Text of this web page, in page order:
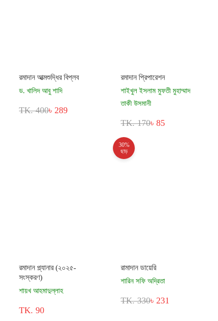
রমাদান আত্মশুদ্ধির বিপ্লব
ড. খালিদ আবু শাদি
TK. 400৳ 289
রমাদান প্রিপারেশন
শাইখুল ইসলাম মুফতী মুহাম্মাদ
তাকী উসমানী
TK. 170৳ 85
রমাদান প্ল্যানার (২০২৫-
সংস্করণ)
শায়খ আহমাদুল্লাহ
TK. 90
30%
ছাড়
রামাদান ডায়েরি
শারিন সফি অদ্রিতা
TK. 330৳ 231